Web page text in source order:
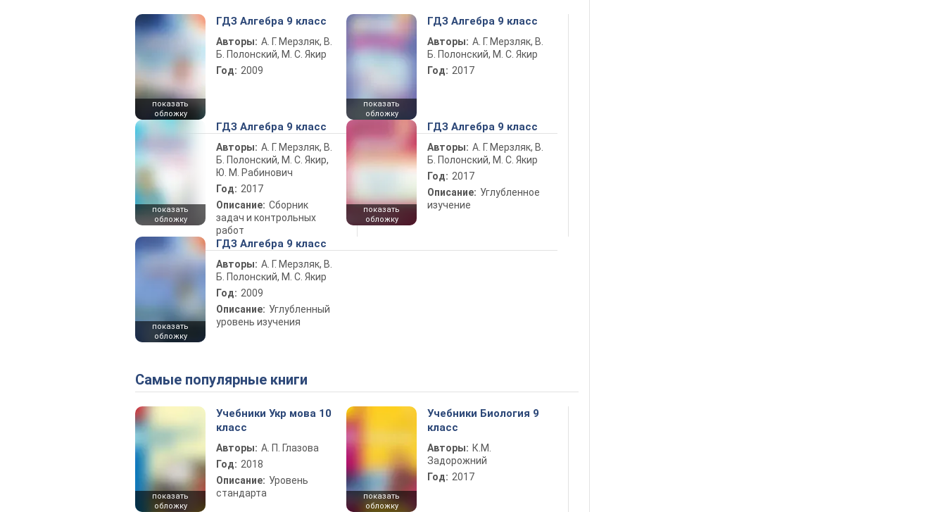
показать
обложку
ГДЗ Алгебра 9 класс
Авторы: А. Г. Мерзляк, В.
Б. Полонский, М. С. Якир
Год: 2009
показать
обложку
ГДЗ Алгебра 9 класс
Авторы: А. Г. Мерзляк, В.
Б. Полонский, М. С. Якир
Год: 2017
показать
обложку
ГДЗ Алгебра 9 класс
Авторы: А. Г. Мерзляк, В.
Б. Полонский, М. С. Якир,
Ю. М. Рабинович
Год: 2017
Описание: Сборник
задач и контрольных
работ
показать
обложку
ГДЗ Алгебра 9 класс
Авторы: А. Г. Мерзляк, В.
Б. Полонский, М. С. Якир
Год: 2017
Описание: Углубленное
изучение
показать
обложку
ГДЗ Алгебра 9 класс
Авторы: А. Г. Мерзляк, В.
Б. Полонский, М. С. Якир
Год: 2009
Описание: Углубленный
уровень изучения
Самые популярные книги
показать
обложку
Учебники Укр мова 10
класс
Авторы: А. П. Глазова
Год: 2018
Описание: Уровень
стандарта
показать
обложку
Учебники Биология 9
класс
Авторы: К.М.
Задорожний
Год: 2017